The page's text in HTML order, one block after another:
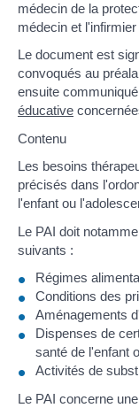
médecin de la
médecin et
Le document est
convoqués au
ensuite
éducative
Contenu
Les besoins
précisés dans
l'enfant ou
Le PAI doit
suivants :
Régimes
Conditions des
Aménagements
Dispenses de
santé de l'enfant
Activités de
Le PAI concerne